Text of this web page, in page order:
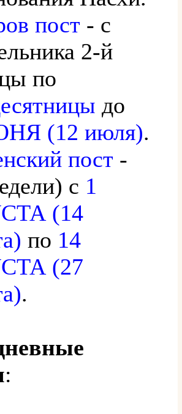
пост - с
2-й
по
до
(12 июля).
пост -
с 1
(14
по 14
(27
.
: